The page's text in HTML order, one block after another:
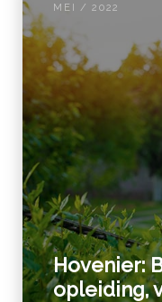
MEI / 2022
Hovenier:
opleiding,